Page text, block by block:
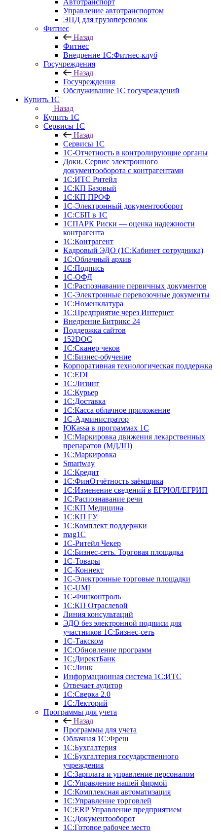
Автотранспорт
Управление автотранспортом
ЭПД для грузоперевозок
Фитнес
Назад
Фитнес
Внедрение 1С:Фитнес-клуб
Госучреждения
Назад
Госучреждения
Обслуживание 1С госучреждений
Купить 1С
Назад
Купить 1С
Сервисы 1С
Назад
Сервисы 1С
1С-Отчетность в контролирующие органы
Доки. Сервис электронного
документооборота с контрагентами
1С:ИТС Ритейл
1С:КП Базовый
1С:КП ПРОФ
1С-Электронный документооборот
1С:СБП в 1С
1СПАРК Риски — оценка надежности
контрагента
1С:Контрагент
Кадровый ЭДО (1С:Кабинет сотрудника)
1С:Облачный архив
1С:Подпись
1С-ОФД
1С:Распознавание первичных документов
1С-Электронные перевозочные документы
1С:Номенклатура
1С:Предприятие через Интернет
Внедрение Битрикс 24
Поддержка сайтов
152DOC
1С:Сканер чеков
1С:Бизнес-обучение
Корпоративная технологическая поддержка
1С:ЕDI
1С:Лизинг
1С:Курьер
1С:Доставка
1С:Касса облачное приложение
1С-Администратор
ЮКаssа в программах 1С
1С:Маркировка движения лекарственных
препаратов (МДЛП)
1С:Маркировка
Smartway
1С:Кредит
1С:ФинОтчётность заёмщика
1С:Изменение сведений в ЕГРЮЛ/ЕГРИП
1С:Распознавание речи
1С:КП Медицина
1С:КП ГУ
1С:Комплект поддержки
mag1C
1С-Ритейл Чекер
1С:Бизнес-сеть. Торговая площадка
1С-Товары
1С-Коннект
1С-Электронные торговые площадки
1C-UMI
1С-Финконтроль
1С:КП Отраслевой
Линия консультаций
ЭДО без электронной подписи для
участников 1С:Бизнес-сеть
1С-Такском
1С:Обновление программ
1С:ДиректБанк
1С:Линк
Информационная система 1С:ИТС
Отвечает аудитор
1С:Сверка 2.0
1С:Лекторий
Программы для учета
Назад
Программы для учета
Облачная 1С:Фреш
1С:Бухгалтерия
1С:Бухгалтерия государственного
учреждения
1С:Зарплата и управление персоналом
1С:Управление нашей фирмой
1С:Комплексная автоматизация
1С:Управление торговлей
1С:ERP Управление предприятием
1С:Документооборот
1C:Готовое рабочее место